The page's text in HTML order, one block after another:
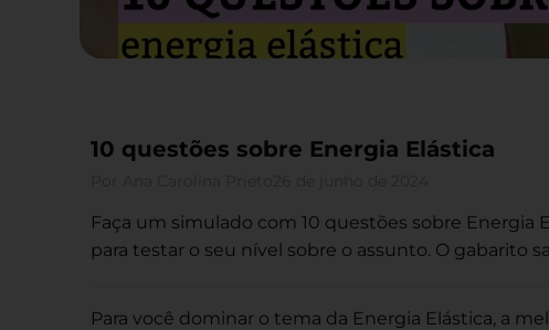
10 questões sobre Energia Elástica
Faça um simulado com 10 questões sobre Energia
para testar o seu nível sobre o assunto. O gabarito
Para você dominar o tema da Energia Elástica, a